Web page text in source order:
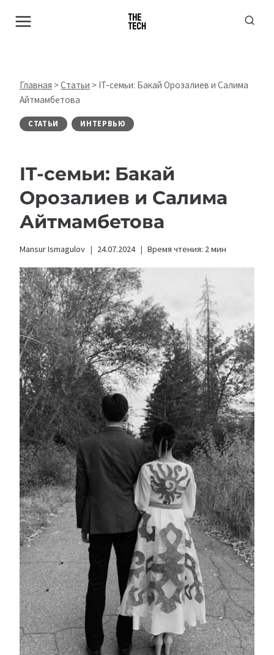
Главная >Статьи > IT-семьи: Бакай Орозалиев и Салима
Айтмамбетова
СТАТЬИ ИНТЕРВЬЮ
IT-семьи: Бакай
Орозалиев и Салима
Айтмамбетова
Mansur Ismagulov 24.07.2024 Время чтения: 2мин